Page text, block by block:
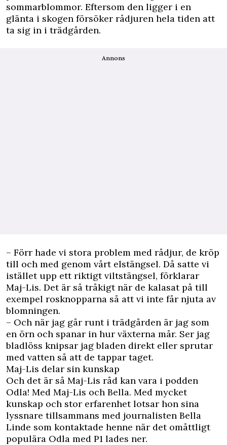
sommarblommor. Eftersom den ligger i en
glänta i skogen försöker rådjuren hela tiden att
ta sig in i trädgården.
Annons
– Förr hade vi stora problem med rådjur, de kröp
till och med genom vårt elstängsel. Då satte vi
istället upp ett riktigt viltstängsel, förklarar
Maj-Lis. Det är så tråkigt när de kalasat på till
exempel rosknopparna så att vi inte får njuta av
blomningen.
– Och när jag går runt i trädgården är jag som
en örn och spanar in hur växterna mår. Ser jag
bladlöss knipsar jag bladen direkt eller sprutar
med vatten så att de tappar taget.
Maj-Lis delar sin kunskap
Och det är så Maj-Lis råd kan vara i podden
Odla! Med Maj-Lis och Bella. Med mycket
kunskap och stor erfarenhet lotsar hon sina
lyssnare tillsammans med journalisten Bella
Linde som kontaktade henne när det omåttligt
populära Odla med P1 lades ner.